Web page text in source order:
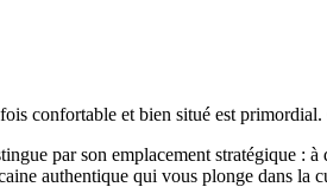
confortable et bien situé est primordial.
par son emplacement stratégique
authentique qui vous plonge dans la